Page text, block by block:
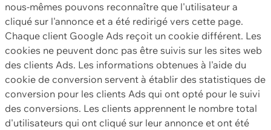
nous-mêmes pouvons reconnaître que l'utilisateur a
cliqué sur l'annonce et a été redirigé vers cette page.
Chaque client Google Ads reçoit un cookie différent. Les
cookies ne peuvent donc pas être suivis sur les sites web
des clients Ads. Les informations obtenues à l'aide du
cookie de conversion servent à établir des statistiques de
conversion pour les clients Ads qui ont opté pour le suivi
des conversions. Les clients apprennent le nombre total
d'utilisateurs qui ont cliqué sur leur annonce et ont été